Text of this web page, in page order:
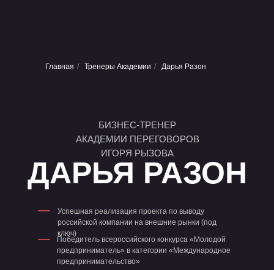
Главная / Тренеры Академии / Дарья Разон
БИЗНЕС-ТРЕНЕР
АКАДЕМИИ ПЕРЕГОВОРОВ
ИГОРЯ РЫЗОВА
Успешная реализация проекта по выводу
российской компании на внешние рынки (под
ключ)
Победитель всероссийского конкурса «Молодой
предприниматель» в категории «Международное
предпринимательство»
—
—
ДАРЬЯ РАЗОН